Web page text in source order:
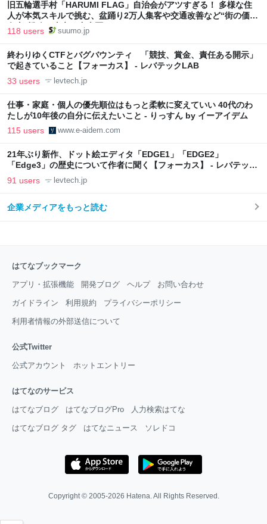
旧五輪選手村「HARUMI FLAG」自治会がアツすぎる！ 多様な住
人が本気スキルで挑む、盆踊り2万人集客や交通改善など“街の価値
向上”戦略 東京・中央区
118 users suumo.jp
終わりゆくCTFとバグバウンティ 「競技、賞金、責任ある開示」
で起きていること【フォーカス】 - レバテックLAB
33 users levtech.jp
仕事・家庭・個人の優先順位はもっと柔軟に変えていい 40代のわ
たしが10年後の自分に伝えたいこと - りっすん by イーアイデム
115 users www.e-aidem.com
21年ぶり新作、ドット絵エディタ「EDGE1」「EDGE2」
「Edge3」の歴史について作者に聞く【フォーカス】 - レバテック
LAB
91 users levtech.jp
企業メディアをもっと読む
はてなブックマーク
アプリ・拡張機能 開発ブログ ヘルプ お問い合わせ
ガイドライン 利用規約 プライバシーポリシー
利用者情報の外部送信について
公式Twitter
公式アカウント ホットエントリー
はてなのサービス
はてなブログ はてなブログPro 人力検索はてな
はてなブログ タグ はてなニュース ソレドコ
Copyright © 2005-2026 Hatena. All Rights Reserved.